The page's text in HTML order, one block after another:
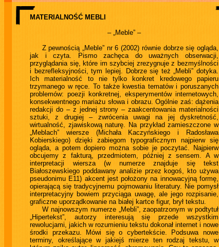
MATERIALNOŚĆ MEBLI
– „Meble” –
Z pewnością „Meble” nr 6 (2002) równie dobrze się ogląda,
jak i czyta. Pismo zachęca do uważnych obserwacji,
przyglądania się, które im szybciej zrezygnuje z bezmyślności
i bezrefleksyjności, tym lepiej. Dobrze się też „Mebli” dotyka.
Ich materialność to nie tylko konkret kredowego papieru
trzymanego w ręce. To także kwestia tematów i poruszanych
problemów: poezji konkretnej, eksperymentów internetowych,
konsekwentnego mariażu słowa i obrazu. Ogólnie zaś: dążenia
redakcji do – z jednej strony – zaakcentowania materialności
sztuki, z drugiej – zwrócenia uwagi na jej dyskretność,
wirtualność, zjawiskową naturę. Na przykład zamieszczone w
„Meblach” wiersze (Michała Kaczyńskiego i Radosława
Kobierskiego) dzięki zabiegom typograficznym najpierw się
ogląda, a potem dopiero można sobie je poczytać. Najpierw
obcujemy z fakturą, przedmiotem, później z sensem. A w
interpretacji wiersza (w numerze znajduje się tekst
Białoszewskiego poddawany analizie przez kogoś, kto używa
pseudonimu E11) akcent jest położony na innowacyjną formę,
opierającą się tradycyjnemu pojmowaniu literatury. Nie pomysł
interpretacyjny bowiem przyciąga uwagę, ale jego rozpisanie,
graficzne uporządkowanie na białej kartce figur, brył tekstu.
W najnowszym numerze „Mebli”, zaopatrzonym w podtytuł
„Hipertekst”, autorzy interesują się przede wszystkim
rewolucjami, jakich w rozumieniu tekstu dokonał internet i nowe
środki przekazu. Mówi się o cybertekście. Podsuwa nowe
terminy, określające w jakiejś mierze ten rodzaj tekstu, w